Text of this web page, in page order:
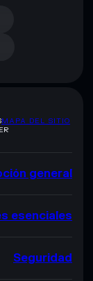
MAPA DEL SITIO
general
esenciales
Seguridad